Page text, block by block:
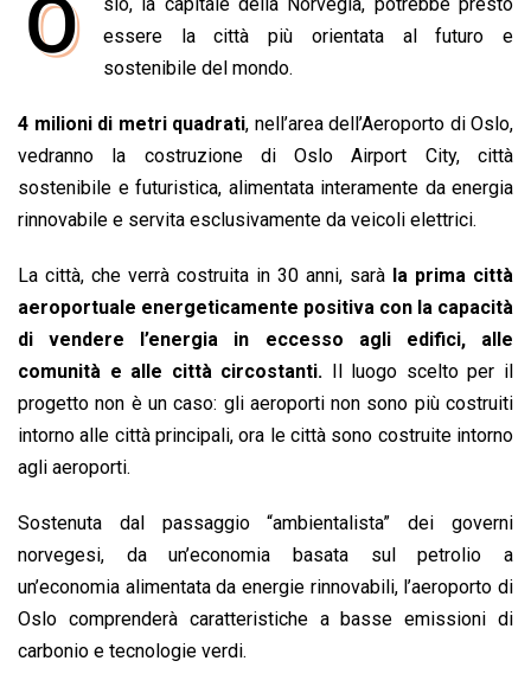
c
e
o
k
a
t
s
p
n
k
e
I
n
r
e
a
s
a
l
p
n
k
i
n
O
essere la città più orientata al futuro e
sostenibile del mondo.
4 milioni di metri quadrati, nell’area dell’Aeroporto di Oslo,
vedranno la costruzione di Oslo Airport City, città
sostenibile e futuristica, alimentata interamente da energia
rinnovabile e servita esclusivamente da veicoli elettrici.
La città, che verrà costruita in 30 anni, sarà la prima città
aeroportuale energeticamente positiva con la capacità
di vendere l’energia in eccesso agli edifici, alle
comunità e alle città circostanti. Il luogo scelto per il
progetto non è un caso: gli aeroporti non sono più costruiti
intorno alle città principali, ora le città sono costruite intorno
agli aeroporti.
Sostenuta dal passaggio “ambientalista” dei governi
norvegesi, da un’economia basata sul petrolio a
un’economia alimentata da energie rinnovabili, l’aeroporto di
Oslo comprenderà caratteristiche a basse emissioni di
carbonio e tecnologie verdi.